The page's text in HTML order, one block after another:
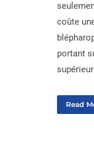
coûte
portant
Read